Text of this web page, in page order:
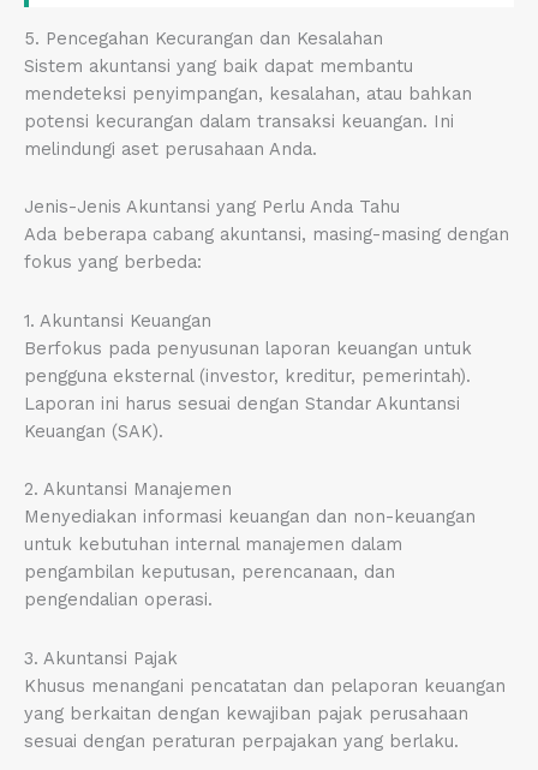
5. Pencegahan Kecurangan dan Kesalahan
Sistem akuntansi yang baik dapat membantu
mendeteksi penyimpangan, kesalahan, atau bahkan
potensi kecurangan dalam transaksi keuangan. Ini
melindungi aset perusahaan Anda.
Jenis-Jenis Akuntansi yang Perlu Anda Tahu
Ada beberapa cabang akuntansi, masing-masing dengan
fokus yang berbeda:
1. Akuntansi Keuangan
Berfokus pada penyusunan laporan keuangan untuk
pengguna eksternal (investor, kreditur, pemerintah).
Laporan ini harus sesuai dengan Standar Akuntansi
Keuangan (SAK).
2. Akuntansi Manajemen
Menyediakan informasi keuangan dan non-keuangan
untuk kebutuhan internal manajemen dalam
pengambilan keputusan, perencanaan, dan
pengendalian operasi.
3. Akuntansi Pajak
Khusus menangani pencatatan dan pelaporan keuangan
yang berkaitan dengan kewajiban pajak perusahaan
sesuai dengan peraturan perpajakan yang berlaku.